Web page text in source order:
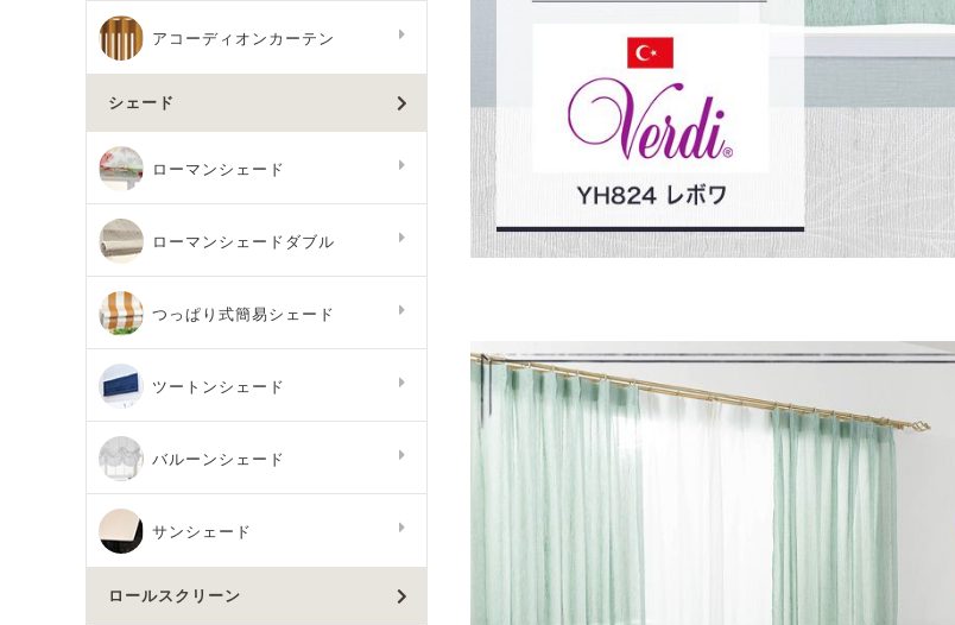
アコーディオンカーテン
シェード
ローマンシェード
ローマンシェードダブル
つっぱり式簡易シェード
ツートンシェード
バルーンシェード
サンシェード
ロールスクリーン